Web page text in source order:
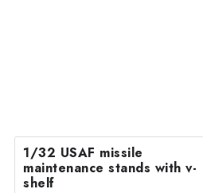
1/32 USAF missile
maintenance stands with v-
shelf